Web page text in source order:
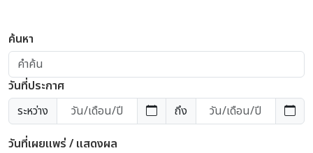
ค้นหา
วันที่ประกาศ
ระหว่าง
ถึง
วันที่เผยแพร่ / แสดงผล